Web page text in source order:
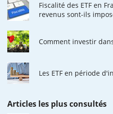
Fiscalité des ETF en
revenus sont-ils
Comment investir dans
Les ETF en période
Articles les plus consultés